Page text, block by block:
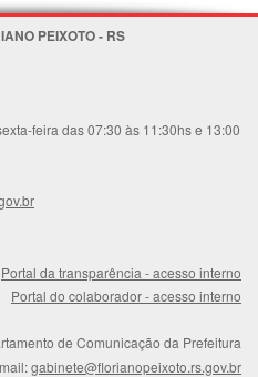
PEIXOTO - RS
feira das 07:30 às 11:30hs e 13:00
Portal da transparência - acesso interno
Portal do colaborador - acesso interno
de Comunicação da Prefeitura
gabinete@florianopeixoto.rs.gov.br